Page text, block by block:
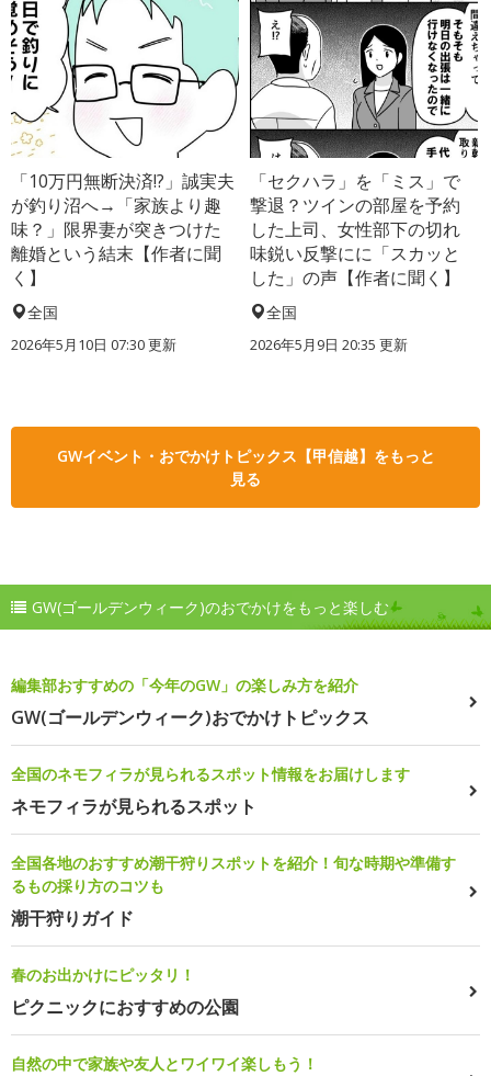
「10万円無断決済!?」誠実夫
が釣り沼へ→「家族より趣
味？」限界妻が突きつけた
離婚という結末【作者に聞
く】
全国
2026年5月10日 07:30 更新
「セクハラ」を「ミス」で
撃退？ツインの部屋を予約
した上司、女性部下の切れ
味鋭い反撃にに「スカッと
した」の声【作者に聞く】
全国
2026年5月9日 20:35 更新
GWイベント・おでかけトピックス【甲信越】をもっと
見る
GW(ゴールデンウィーク)のおでかけをもっと楽しむ
編集部おすすめの「今年のGW」の楽しみ方を紹介
GW(ゴールデンウィーク)おでかけトピックス
全国のネモフィラが見られるスポット情報をお届けします
ネモフィラが見られるスポット
全国各地のおすすめ潮干狩りスポットを紹介！旬な時期や準備す
るもの採り方のコツも
潮干狩りガイド
春のお出かけにピッタリ！
ピクニックにおすすめの公園
自然の中で家族や友人とワイワイ楽しもう！